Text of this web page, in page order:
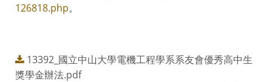
126818.php。
13392_國立中山大學電機工程學系系友會優秀高中生
獎學金辦法.pdf